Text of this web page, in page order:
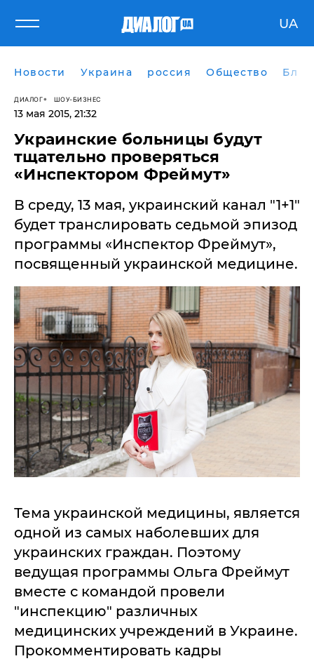
UA
Новости Украина россия Общество
ДИАЛОГ ШОУ-БИЗНЕС
13 мая 2015, 21:32
Украинские больницы будут
тщательно проверяться
«Инспектором Фреймут»
В среду, 13 мая, украинский канал "1+1"
будет транслировать седьмой эпизод
программы «Инспектор Фреймут»,
посвященный украинской медицине.
Тема украинской медицины, является
одной из самых наболевших для
украинских граждан. Поэтому
ведущая программы Ольга Фреймут
вместе с командой провели
"инспекцию" различных
медицинских учреждений в Украине.
Прокомментировать кадры